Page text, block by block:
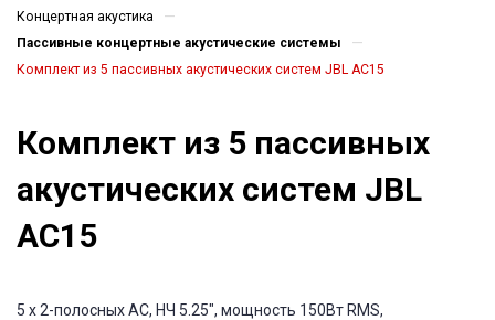
Концертная акустика —
Пассивные концертные акустические системы —
Комплект из 5 пассивных акустических систем JBL AC15
Комплект из 5 пассивных
акустических систем JBL
AC15
5 х 2-полосных АС, НЧ 5.25", мощность 150Вт RMS,